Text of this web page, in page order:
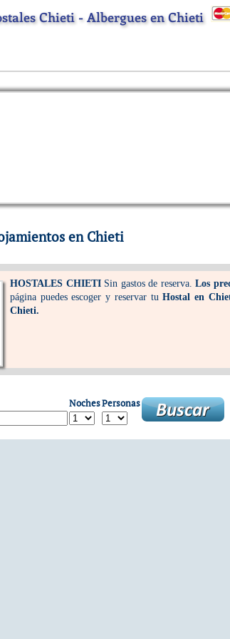
Chieti - Albergues en Chieti
en Chieti
HOSTALES CHIETI Sin gastos de reserva. Los
página puedes escoger y reservar tuHostal en
Chieti.
NochesPersonas